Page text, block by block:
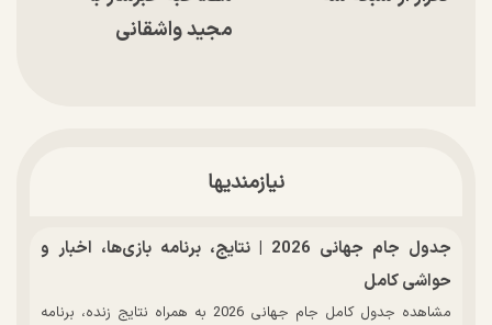
مجید واشقانی
نیازمندیها
جدول جام جهانی 2026 | نتایج، برنامه بازی‌ها، اخبار و
حواشی کامل
مشاهده جدول کامل جام جهانی 2026 به همراه نتایج زنده، برنامه